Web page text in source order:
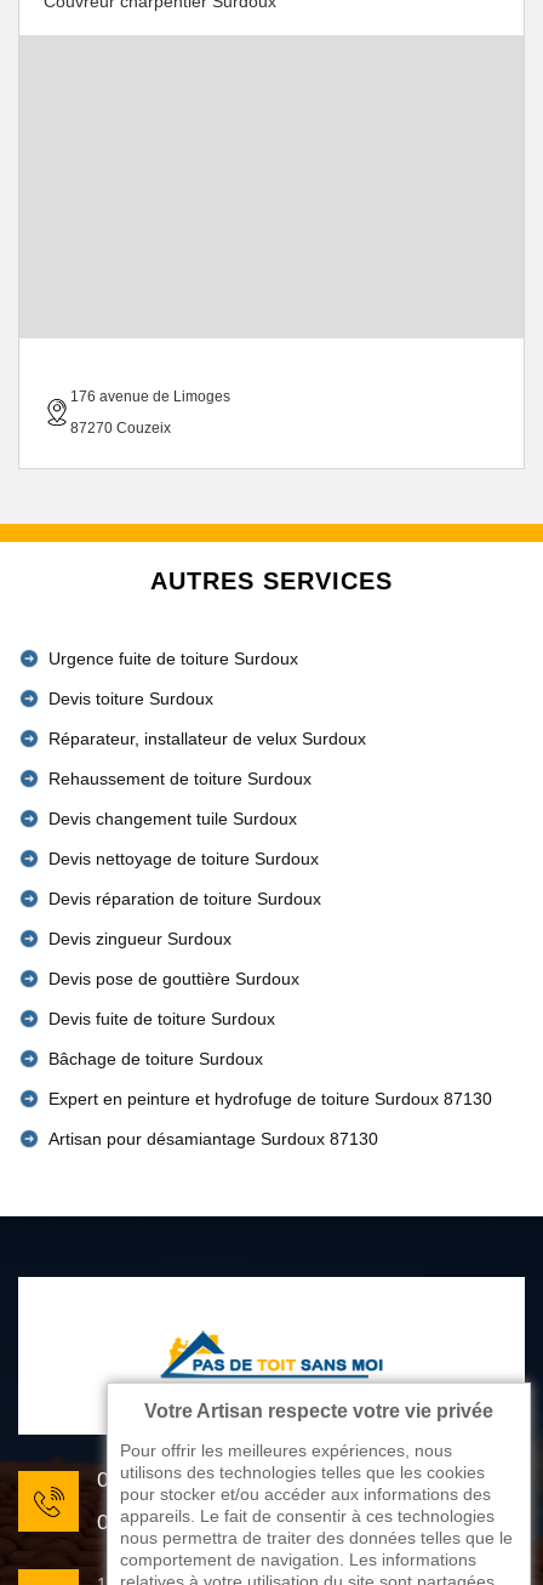
176 avenue de Limoges
87270 Couzeix
AUTRES SERVICES
Urgence fuite de toiture Surdoux
Devis toiture Surdoux
Réparateur, installateur de velux Surdoux
Rehaussement de toiture Surdoux
Devis changement tuile Surdoux
Devis nettoyage de toiture Surdoux
Devis réparation de toiture Surdoux
Devis zingueur Surdoux
Devis pose de gouttière Surdoux
Devis fuite de toiture Surdoux
Bâchage de toiture Surdoux
Expert en peinture et hydrofuge de toiture Surdoux 87130
Artisan pour désamiantage Surdoux 87130
05 33 06 22 81
07 80 33 28 62
Votre Artisan respecte votre vie privée
Pour offrir les meilleures expériences, nous
utilisons des technologies telles que les cookies
pour stocker et/ou accéder aux informations des
appareils. Le fait de consentir à ces technologies
nous permettra de traiter des données telles que le
comportement de navigation. Les informations